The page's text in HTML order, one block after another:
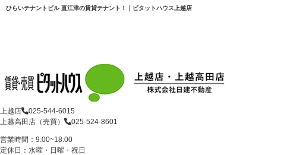
ひらいテナントビル 直江津の賃貸テナント！｜ピタットハウス上越店
上越店
025-544-6015
上越高田店（売買）
025-524-8601
営業時間：9:00~18:00
定休日：水曜・日曜・祝日